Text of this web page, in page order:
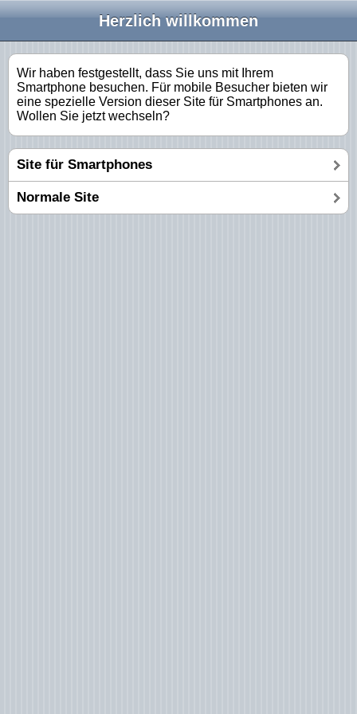
Herzlich willkommen
Wir haben festgestellt, dass Sie uns mit Ihrem
Smartphone besuchen. Für mobile Besucher bieten wir
eine spezielle Version dieser Site für Smartphones an.
Wollen Sie jetzt wechseln?
Site für Smartphones
Normale Site